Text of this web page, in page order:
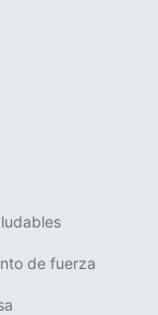
de fuerza